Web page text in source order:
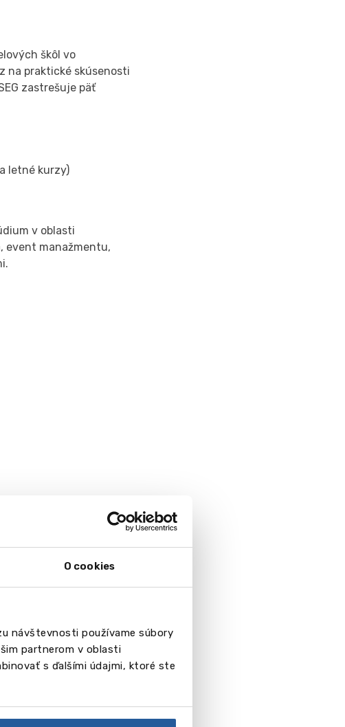
O cookies
návštevnosti používame súbory
partnerom v oblasti
s ďalšími údajmi, ktoré ste
škôl vo
na praktické skúsenosti
zastrešuje päť
letné kurzy)
v oblasti
event manažmentu,
Derby, UK) a vyučujú
alebo v zahraničí.